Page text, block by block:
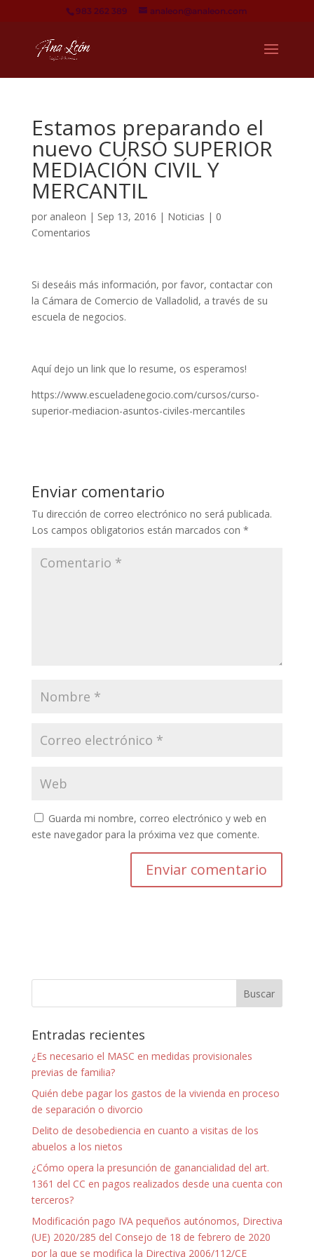
983 262 389 analeon@analeon.com
Estamos preparando el
nuevo CURSO SUPERIOR
MEDIACIÓN CIVIL Y
MERCANTIL
por analeon | Sep 13, 2016 | Noticias | 0
Comentarios
Si deseáis más información, por favor, contactar con
la Cámara de Comercio de Valladolid, a través de su
escuela de negocios.
Aquí dejo un link que lo resume, os esperamos!
https://www.escueladenegocio.com/cursos/curso-
superior-mediacion-asuntos-civiles-mercantiles
Enviar comentario
Tu dirección de correo electrónico no será publicada.
Los campos obligatorios están marcados con *
Guarda mi nombre, correo electrónico y web en
este navegador para la próxima vez que comente.
Entradas recientes
¿Es necesario el MASC en medidas provisionales
previas de familia?
Quién debe pagar los gastos de la vivienda en proceso
de separación o divorcio
Delito de desobediencia en cuanto a visitas de los
abuelos a los nietos
¿Cómo opera la presunción de ganancialidad del art.
1361 del CC en pagos realizados desde una cuenta con
terceros?
Modificación pago IVA pequeños autónomos, Directiva
(UE) 2020/285 del Consejo de 18 de febrero de 2020
por la que se modifica la Directiva 2006/112/CE